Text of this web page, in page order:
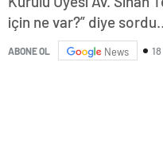
için ne var?” diye
ABONE OL News